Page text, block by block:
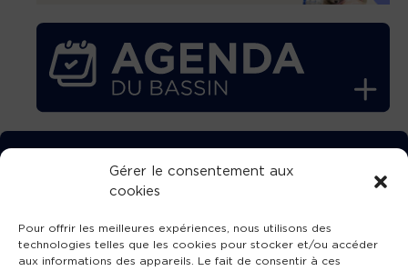
Gérer le consentement aux
cookies
Pour offrir les meilleures expériences, nous utilisons des
technologies telles que les cookies pour stocker et/ou accéder
aux informations des appareils. Le fait de consentir à ces
TÉLÉCHARGEZ GRATUITEMENT
L’APPLICATION TVBA !